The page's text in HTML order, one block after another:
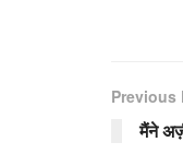
Previous
मैंने